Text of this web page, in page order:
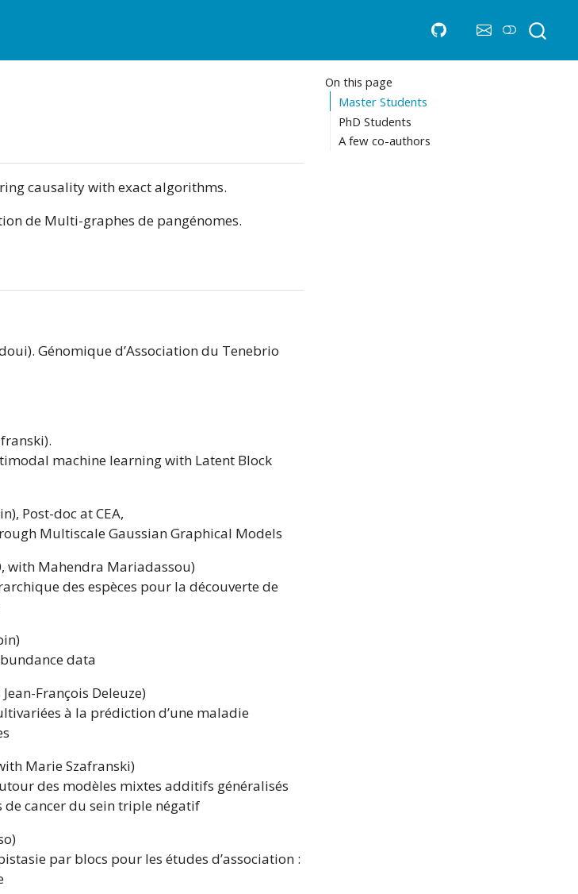
On this page
Master Students
PhD Students
A few co-authors
causality with exact algorithms.
de Multi-graphes de pangénomes.
Génomique d’Association du Tenebrio
machine learning with Latent Block
Post-doc at CEA,
Multiscale Gaussian Graphical Models
with Mahendra Mariadassou)
des espèces pour la découverte de
data
François Deleuze)
à la prédiction d’une maladie
Marie Szafranski)
des modèles mixtes additifs généralisés
cancer du sein triple négatif
par blocs pour les études d’association :